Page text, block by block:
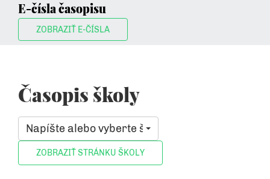
E-čísla časopisu
ZOBRAZIŤ E-ČÍSLA
Časopis školy
Napíšte alebo vyberte školu, ktorá vás zaujíma